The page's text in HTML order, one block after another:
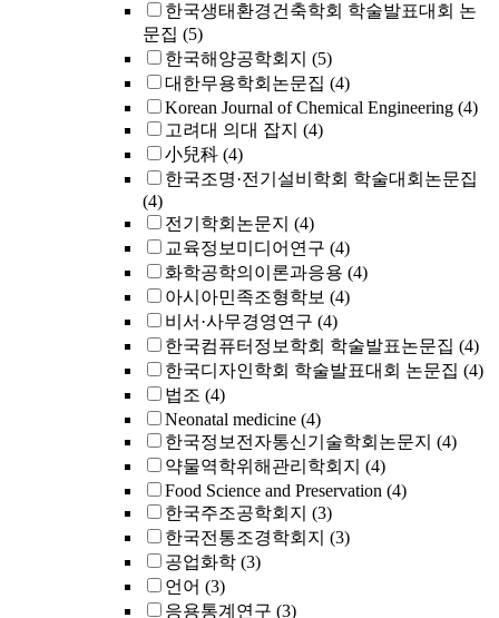
한국생태환경건축학회 학술발표대회 논
문집 (5)
한국해양공학회지 (5)
대한무용학회논문집 (4)
Korean Journal of Chemical Engineering (4)
고려대 의대 잡지 (4)
小兒科 (4)
한국조명·전기설비학회 학술대회논문집
(4)
전기학회논문지 (4)
교육정보미디어연구 (4)
화학공학의이론과응용 (4)
아시아민족조형학보 (4)
비서·사무경영연구 (4)
한국컴퓨터정보학회 학술발표논문집 (4)
한국디자인학회 학술발표대회 논문집 (4)
법조 (4)
Neonatal medicine (4)
한국정보전자통신기술학회논문지 (4)
약물역학위해관리학회지 (4)
Food Science and Preservation (4)
한국주조공학회지 (3)
한국전통조경학회지 (3)
공업화학 (3)
언어 (3)
응용통계연구 (3)